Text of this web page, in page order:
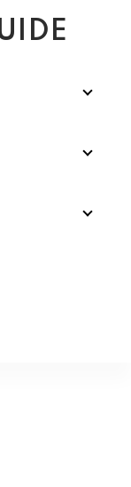
時間指定不
ます。返送希